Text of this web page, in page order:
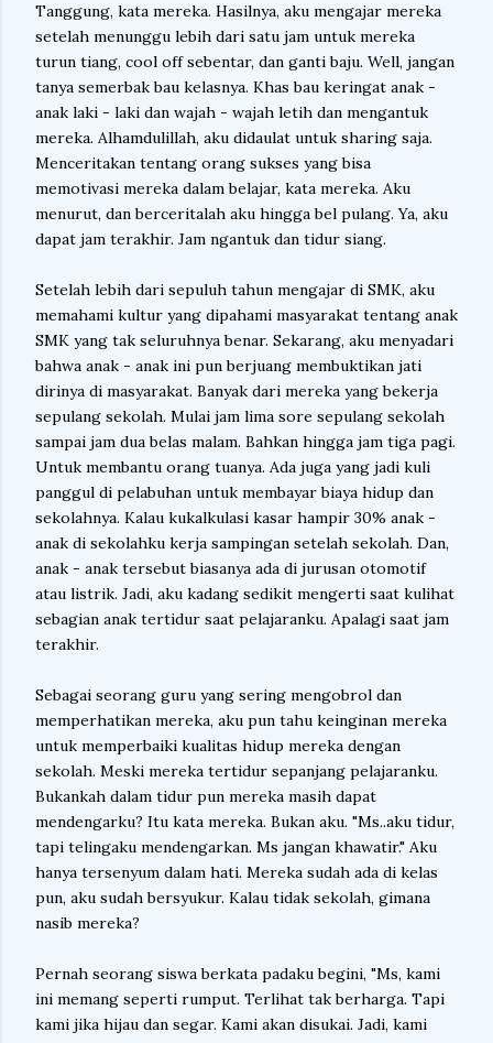
Tanggung, kata mereka. Hasilnya, aku mengajar mereka
setelah menunggu lebih dari satu jam untuk mereka
turun tiang, cool off sebentar, dan ganti baju. Well, jangan
tanya semerbak bau kelasnya. Khas bau keringat anak -
anak laki - laki dan wajah - wajah letih dan mengantuk
mereka. Alhamdulillah, aku didaulat untuk sharing saja.
Menceritakan tentang orang sukses yang bisa
memotivasi mereka dalam belajar, kata mereka. Aku
menurut, dan berceritalah aku hingga bel pulang. Ya, aku
dapat jam terakhir. Jam ngantuk dan tidur siang.
Setelah lebih dari sepuluh tahun mengajar di SMK, aku
memahami kultur yang dipahami masyarakat tentang anak
SMK yang tak seluruhnya benar. Sekarang, aku menyadari
bahwa anak - anak ini pun berjuang membuktikan jati
dirinya di masyarakat. Banyak dari mereka yang bekerja
sepulang sekolah. Mulai jam lima sore sepulang sekolah
sampai jam dua belas malam. Bahkan hingga jam tiga pagi.
Untuk membantu orang tuanya. Ada juga yang jadi kuli
panggul di pelabuhan untuk membayar biaya hidup dan
sekolahnya. Kalau kukalkulasi kasar hampir 30% anak -
anak di sekolahku kerja sampingan setelah sekolah. Dan,
anak - anak tersebut biasanya ada di jurusan otomotif
atau listrik. Jadi, aku kadang sedikit mengerti saat kulihat
sebagian anak tertidur saat pelajaranku. Apalagi saat jam
terakhir.
Sebagai seorang guru yang sering mengobrol dan
memperhatikan mereka, aku pun tahu keinginan mereka
untuk memperbaiki kualitas hidup mereka dengan
sekolah. Meski mereka tertidur sepanjang pelajaranku.
Bukankah dalam tidur pun mereka masih dapat
mendengarku? Itu kata mereka. Bukan aku. "Ms..aku tidur,
tapi telingaku mendengarkan. Ms jangan khawatir." Aku
hanya tersenyum dalam hati. Mereka sudah ada di kelas
pun, aku sudah bersyukur. Kalau tidak sekolah, gimana
nasib mereka?
Pernah seorang siswa berkata padaku begini, "Ms, kami
ini memang seperti rumput. Terlihat tak berharga. Tapi
kami jika hijau dan segar. Kami akan disukai. Jadi, kami